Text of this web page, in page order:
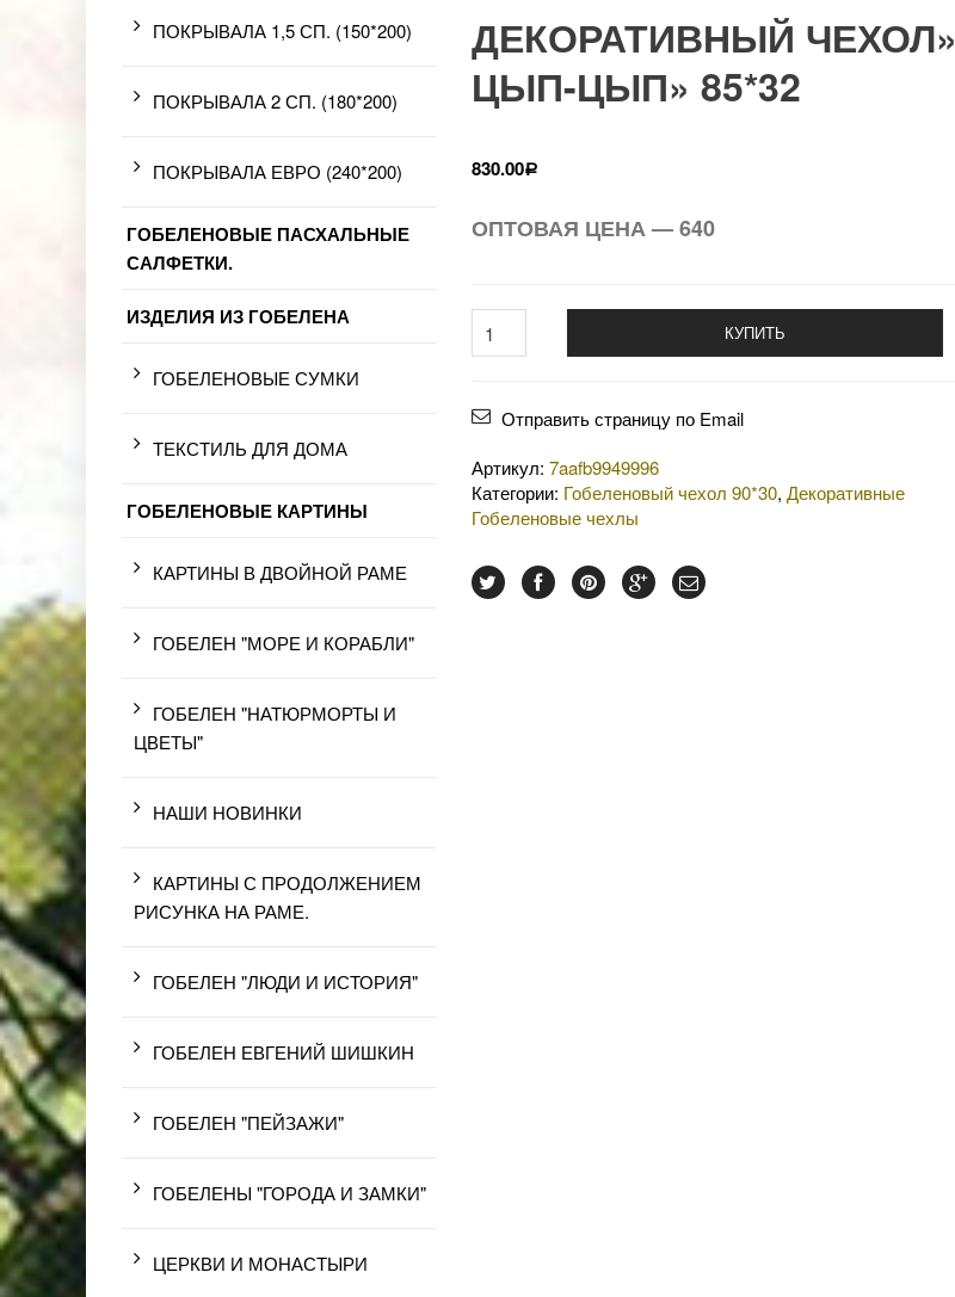
ДЕКОРАТИВНЫЙ ЧЕХОЛ»
ЦЫП-ЦЫП» 85*32
830.00Р
ОПТОВАЯ ЦЕНА — 640
КУПИТЬ
Отправить страницу по Email
Артикул: 7aafb9949996
Категории: Гобеленовый чехол 90*30, Декоративные
Гобеленовые чехлы
ПОКРЫВАЛА 1,5 СП. (150*200)
ПОКРЫВАЛА 2 СП. (180*200)
ПОКРЫВАЛА ЕВРО (240*200)
ГОБЕЛЕНОВЫЕ ПАСХАЛЬНЫЕ
САЛФЕТКИ.
ИЗДЕЛИЯ ИЗ ГОБЕЛЕНА
ГОБЕЛЕНОВЫЕ СУМКИ
ТЕКСТИЛЬ ДЛЯ ДОМА
ГОБЕЛЕНОВЫЕ КАРТИНЫ
КАРТИНЫ В ДВОЙНОЙ РАМЕ
ГОБЕЛЕН "МОРЕ И КОРАБЛИ"
ГОБЕЛЕН "НАТЮРМОРТЫ И
ЦВЕТЫ"
НАШИ НОВИНКИ
КАРТИНЫ С ПРОДОЛЖЕНИЕМ
РИСУНКА НА РАМЕ.
ГОБЕЛЕН "ЛЮДИ И ИСТОРИЯ"
ГОБЕЛЕН ЕВГЕНИЙ ШИШКИН
ГОБЕЛЕН "ПЕЙЗАЖИ"
ГОБЕЛЕНЫ "ГОРОДА И ЗАМКИ"
ЦЕРКВИ И МОНАСТЫРИ